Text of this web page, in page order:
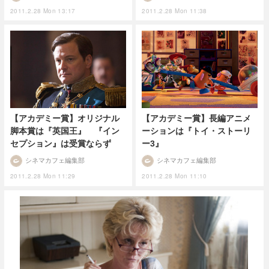
2011.2.28 Mon 13:17 2011.2.28 Mon 11:38
【アカデミー賞】オリジナル
脚本賞は『英国王』 『イン
セプション』は受賞ならず
2011.2.28 Mon 11:29
シネマカフェ編集部
【アカデミー賞】長編アニメ
ーションは『トイ・ストーリ
ー3』
2011.2.28 Mon 11:10
シネマカフェ編集部